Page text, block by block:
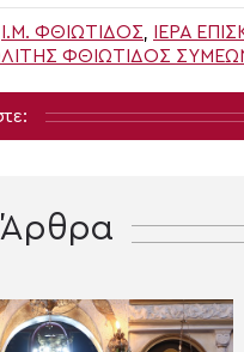
Ι.Μ. ΦΘΙΏΤΙΔΟΣ ΙΕΡΆ
ΦΘΙΏΤΙΔΟΣ
Άρθρα